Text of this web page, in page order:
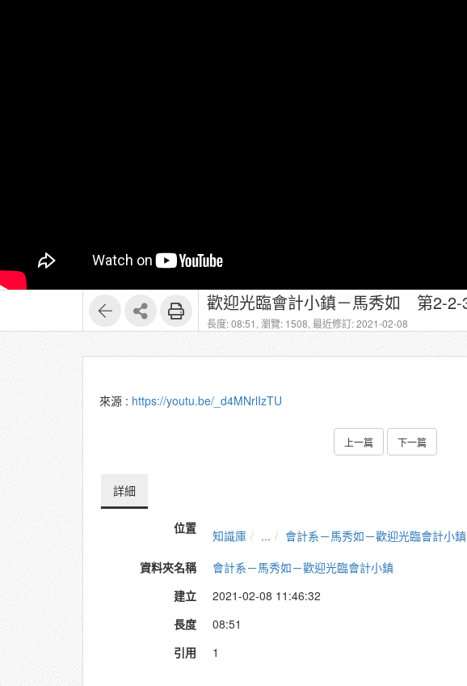
長度: 08:51, 瀏覽: 1508, 最近修訂: 2021-02-08
來源 : https://youtu.be/_d4MNrlIzTU
上一篇 下一篇
詳細
位置 知識庫 ...
會計系－馬秀如－歡迎光臨會計小鎮
資料夾名稱
會計系－馬秀如－歡迎光臨會計小鎮
建立
2021-02-08 11:46:32
長度
08:51
引用
1